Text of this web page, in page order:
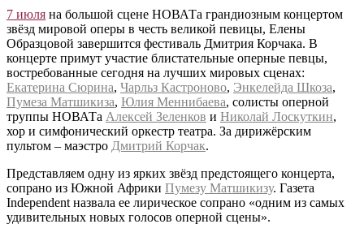
7 июля на большой сцене НОВАТа грандиозным концертом
звёзд мировой оперы в честь великой певицы, Елены
Образцовой завершится фестиваль Дмитрия Корчака. В
концерте примут участие блистательные оперные певцы,
востребованные сегодня на лучших мировых сценах:
Екатерина Сюрина, Чарльз Кастроново, Энкелейда Шкоза,
Пумеза Матшикиза, Юлия Меннибаева, солисты оперной
труппы НОВАТа Алексей Зеленков и Николай Лоскуткин,
хор и симфонический оркестр театра. За дирижёрским
пультом – маэстро Дмитрий Корчак.
Представляем одну из ярких звёзд предстоящего концерта,
сопрано из Южной Африки Пумезу Матшикизу. Газета
Independent назвала ее лирическое сопрано «одним из самых
удивительных новых голосов оперной сцены».